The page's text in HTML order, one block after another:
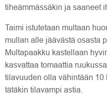
tiheämmässäkin ja saaneet
Taimi istutetaan multaan
mullan alle jäävästä osasta
Multapaakku kastellaan
kasvattaa tomaattia
tilavuuden olla vähintään 10
tätäkin tilavampi astia.